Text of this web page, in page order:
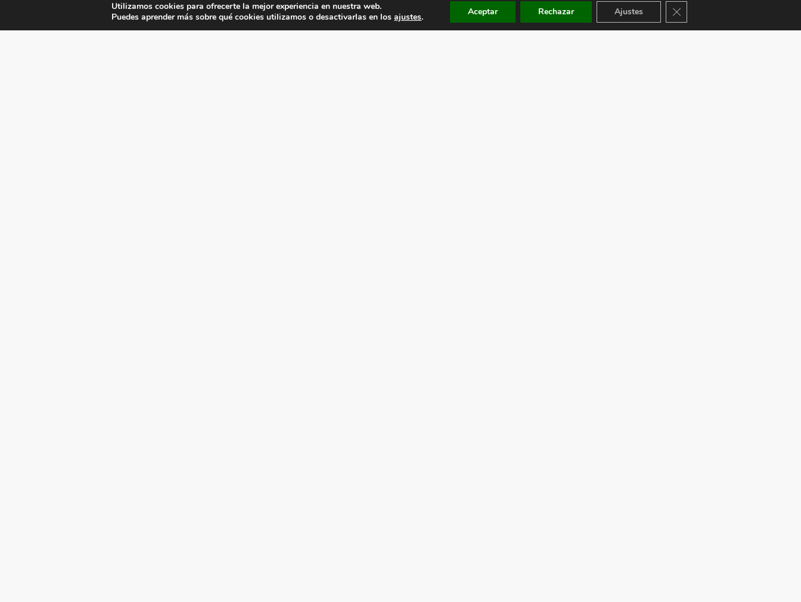
Utilizamos cookies para ofrecerte la mejor experiencia en nuestra web.
Puedes aprender más sobre qué cookies utilizamos o desactivarlas en losajustes. Aceptar Rechazar Ajustes Cerrar el banner de cookies RGPD